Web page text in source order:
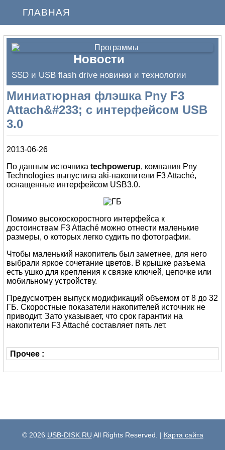
ГЛАВНАЯ
Новости
SSD и USB flash drive новинки и технологии
Миниатюрная флэшка Pny F3
Attach&#233; c интерфейсом USB
3.0
2013-06-26
По данным источникаtechpowerup, компания Pny
Technologies выпустила aki-накопители F3 Attaché,
оснащенные интерфейсом USB3.0.
Помимо высокоскоростного интерфейса к
достоинствам F3 Attaché можно отнести маленькие
размеры, о которых легко судить по фотографии.
Чтобы маленький накопитель был заметнее, для него
выбрали яркое сочетание цветов. В крышке разъема
есть ушко для крепления к связке ключей, цепочке или
мобильному устройству.
Предусмотрен выпуск модификаций объемом от 8 до 32
ГБ. Скоростные показатели накопителей источник не
приводит. Зато указывает, что срок гарантии на
накопители F3 Attaché составляет пять лет.
Прочее :
© 2026 USB-DISK.RU All Rights Reserved. | Карта сайта